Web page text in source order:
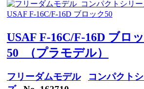
USAF F-16C/F-16D ブロ
50 （プラモデル）
フリーダムモデル
コンパクト